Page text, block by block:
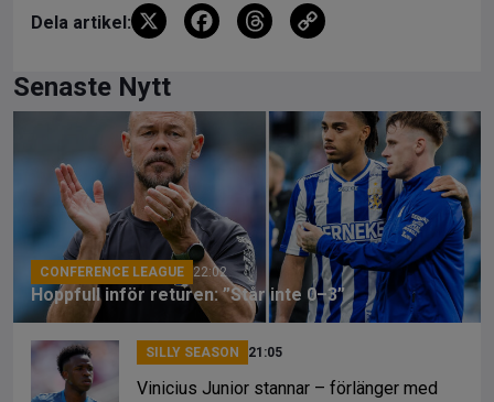
Dela artikel: X
F
o
k
T
a
d
s
Li
n
k
Senaste Nytt
CONFERENCE LEAGUE 22:02
Hoppfull inför returen: ”Står inte 0–3”
SILLY SEASON 21:05
Vinicius Junior stannar – förlänger med